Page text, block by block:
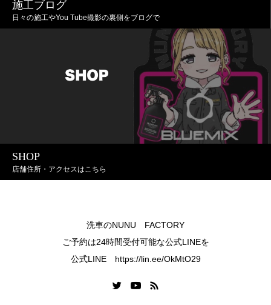
施工ブログ
日々の施工やYou Tube撮影の裏側をブログで
SHOP
店舗住所・アクセスはこちら
洗車のNUNU FACTORY
ご予約は24時間受付可能な公式LINEを
公式LINE https://lin.ee/OkMtO29